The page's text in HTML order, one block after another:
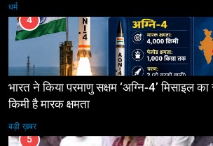
धर्म
4
भारत ने किया परमाणु सक्षम ‘अग्नि-4’ मिसाइल
किमी है मारक क्षमता
बड़ी ख़बर
5